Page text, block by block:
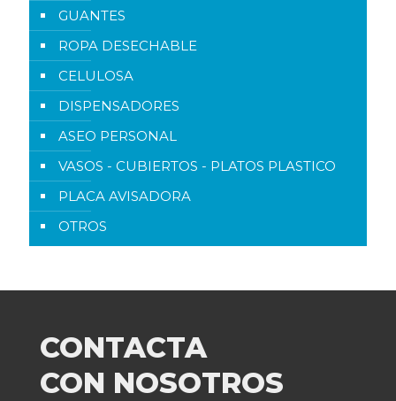
GUANTES
ROPA DESECHABLE
CELULOSA
DISPENSADORES
ASEO PERSONAL
VASOS - CUBIERTOS - PLATOS PLASTICO
PLACA AVISADORA
OTROS
CONTACTA
CON NOSOTROS